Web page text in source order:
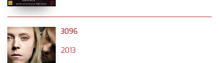
3096
2013